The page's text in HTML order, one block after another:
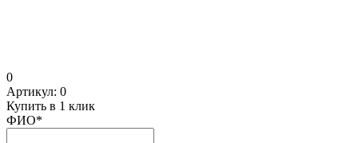
0
Артикул: 0
Купить в 1 клик
ФИО*